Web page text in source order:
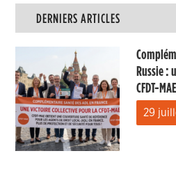
DERNIERS ARTICLES
Russie :
CFDT-
29